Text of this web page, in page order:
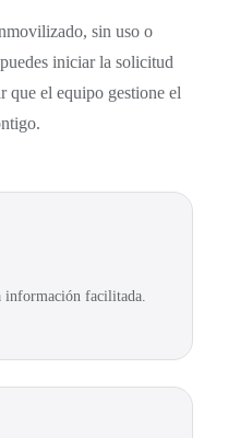
sin uso o
iniciar la solicitud
que el equipo gestione el
información facilitada.